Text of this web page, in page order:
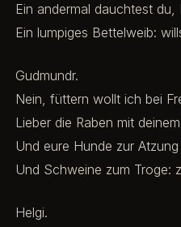
Ein andermal dauchtest du,
Ein lumpiges Bettelweib:
Gudmundr.
Nein, füttern wollt ich bei
Lieber die Raben mit
Und eure Hunde zur
Und Schweine zum Troge:
Helgi.